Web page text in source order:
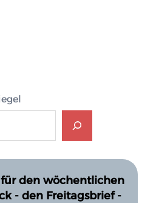
für den wöchentlichen
- den Freitagsbrief -